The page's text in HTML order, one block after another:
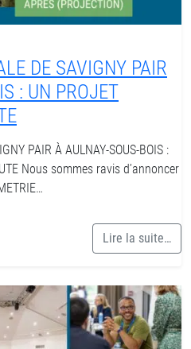
DE SAVIGNY PAIR
: UN PROJET
PAIR À AULNAY-SOUS-BOIS :
Nous sommes ravis d’annoncer
Lire la suite…